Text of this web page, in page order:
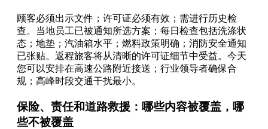
顾客必须出示文件；许可证必须有效；需进行历史检
查。当地员工已被通知所选方案；每日检查包括洗涤状
态；地垫；汽油箱水平；燃料政策明确；消防安全通知
已张贴。返程旅客将从清晰的许可证细节中受益。今天
您可以安排在高速公路附近接送；行业领导者确保合
规；高峰时段交通干扰最小。
保险、责任和道路救援：哪些内容被覆盖，哪
些不被覆盖